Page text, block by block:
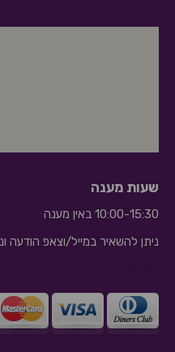
שעות מענה
10:00-15:30 באין מענה
ניתן להשאיר במייל/וצאפ הודעה